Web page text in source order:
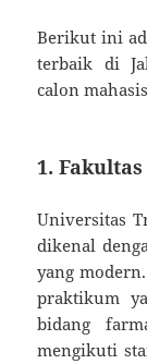
Berikut ini
terbaik di
calon
1.
Universitas
dikenal
yang
praktikum
bidang
mengikuti